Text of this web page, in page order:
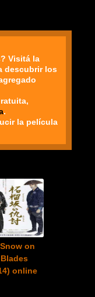
Visitá la
descubrir los
.
la película
on
online